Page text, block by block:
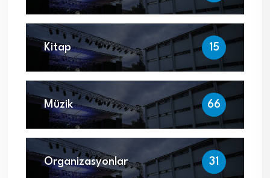
Kitap 15
Müzik 66
Organizasyonlar 31